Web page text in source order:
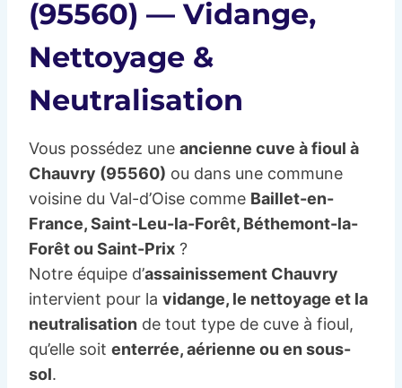
(95560) — Vidange,
Nettoyage &
Neutralisation
Vous possédez une ancienne cuve à fioul à
Chauvry (95560) ou dans une commune
voisine du Val-d’Oise comme Baillet-en-
France, Saint-Leu-la-Forêt, Béthemont-la-
Forêt ou Saint-Prix ?
Notre équipe d’assainissement Chauvry
intervient pour la vidange, le nettoyage et la
neutralisation de tout type de cuve à fioul,
qu’elle soit enterrée, aérienne ou en sous-
sol.